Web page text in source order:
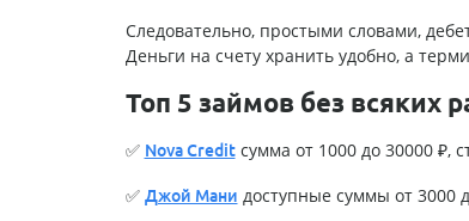
Следовательно, простыми словами,
Деньги на счету хранить удобно, а
Топ 5 займов без всяких
✅ Nova Creditсумма от 1000 до 30000 ₽,
✅ Джой Мани доступные суммы от 3000